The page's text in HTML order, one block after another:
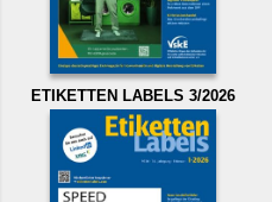
ETIKETTEN LABELS 3/2026